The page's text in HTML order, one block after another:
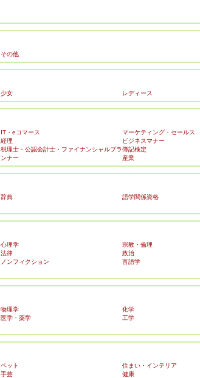
その他
少女 レディース
IT・eコマース マーケティング・セールス
経理 ビジネスマナー
税理士・公認会計士・ファイナンシャルプラ
ンナー
簿記検定
産業
辞典 語学関係資格
心理学 宗教・倫理
法律 政治
ノンフィクション 言語学
物理学 化学
医学・薬学 工学
ペット 住まい・インテリア
手芸 健康